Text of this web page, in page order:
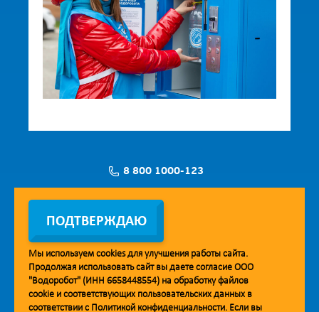
8 800 1000-123
Заявка на установку
Мобильное приложение Vodorobot
ПОДТВЕРЖДАЮ
Мы используем cookiesдля улучшения работы сайта.
Продолжая использовать сайт вы даете согласие ООО
"Водоробот" (ИНН 6658448554) на обработку файлов
cookie и соответствующих пользовательских данных в
соответствии с Политикой конфиденциальности. Если вы